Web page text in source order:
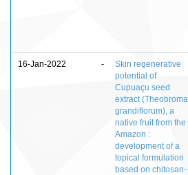
16-Jan-2022 -
Skin regenerative
potential of
Cupuaçu seed
extract (Theobroma
grandiflorum), a
native fruit from the
Amazon :
development of a
topical formulation
based on chitosan-